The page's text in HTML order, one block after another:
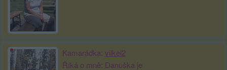
Kamarádka: vilkel2
Říká o mně: Danuška je